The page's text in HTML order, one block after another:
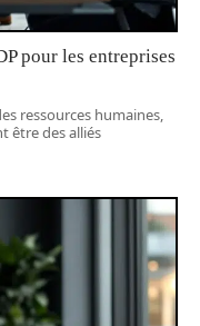
pour les entreprises
ressources humaines,
être des alliés